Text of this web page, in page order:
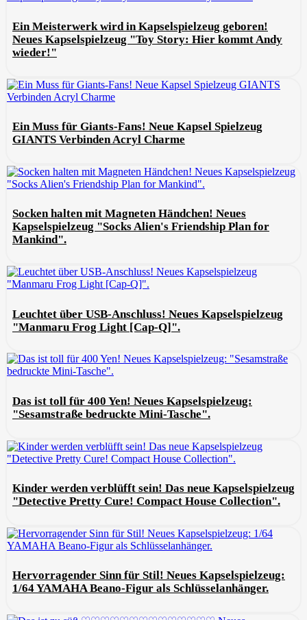
Ein Meisterwerk wird in Kapselspielzeug geboren!
Neues Kapselspielzeug "Toy Story: Hier kommt Andy
wieder!"
Ein Muss für Giants-Fans! Neue Kapsel Spielzeug
GIANTS Verbinden Acryl Charme
Socken halten mit Magneten Händchen! Neues
Kapselspielzeug "Socks Alien's Friendship Plan for
Mankind".
Leuchtet über USB-Anschluss! Neues Kapselspielzeug
"Manmaru Frog Light [Cap-Q]".
Das ist toll für 400 Yen! Neues Kapselspielzeug:
"Sesamstraße bedruckte Mini-Tasche".
Kinder werden verblüfft sein! Das neue Kapselspielzeug
"Detective Pretty Cure! Compact House Collection".
Hervorragender Sinn für Stil! Neues Kapselspielzeug:
1/64 YAMAHA Beano-Figur als Schlüsselanhänger.